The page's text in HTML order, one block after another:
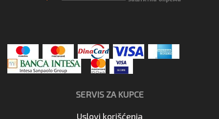
SERVIS ZA KUPCE
Uslovi korišćenja